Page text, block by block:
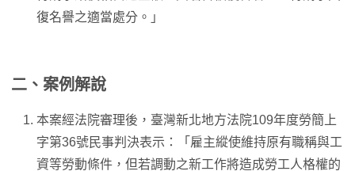
復名譽之適當處分。」
二、案例解說
本案經法院審理後，臺灣新北地方法院109年度勞簡上
字第36號民事判決表示：「雇主縱使維持原有職稱與工
資等勞動條件，但若調動之新工作將造成勞工人格權的